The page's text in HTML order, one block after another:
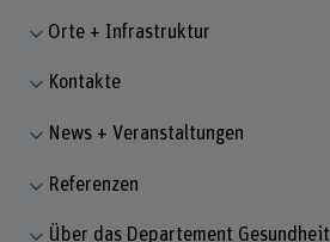
Orte + Infrastruktur
Kontakte
News + Veranstaltungen
Referenzen
Über das Departement Gesundheit